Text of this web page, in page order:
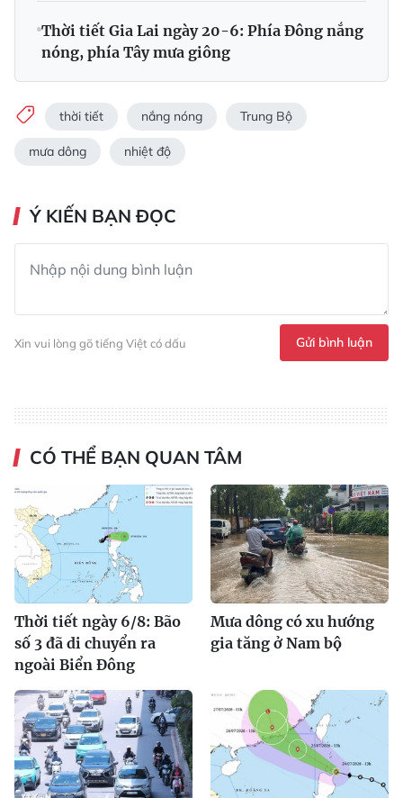
Thời tiết Gia Lai ngày 20-6: Phía Đông nắng
nóng, phía Tây mưa giông
thời tiết nắng nóng Trung Bộ
mưa dông nhiệt độ
Ý KIẾN BẠN ĐỌC
Xin vui lòng gõ tiếng Việt có dấu Gửi bình luận
CÓ THỂ BẠN QUAN TÂM
Thời tiết ngày 6/8: Bão
số 3 đã di chuyển ra
ngoài Biển Đông
Mưa dông có xu hướng
gia tăng ở Nam bộ